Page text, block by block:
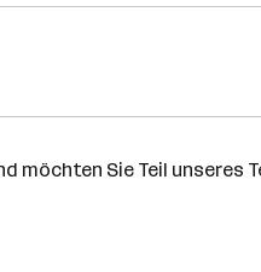
möchten Sie Teil unseres